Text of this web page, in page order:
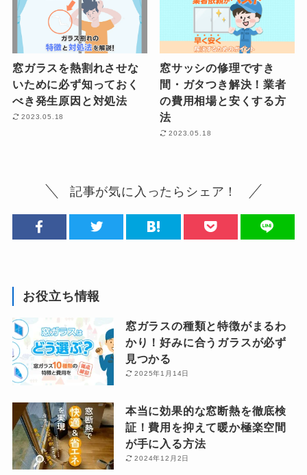
窓ガラスを熱割れさせな
いために必ず知っておく
べき発生原因と対処法
2023.05.18
窓サッシの修理ですき
間・ガタつき解決！業者
の費用相場と安くする方
法
2023.05.18
記事が気に入ったらシェア！
お役立ち情報
窓ガラスの種類と特徴がまるわ
かり！好みに合うガラスが必ず
見つかる
2025年1月14日
本当に効果的な窓断熱を徹底検
証！費用を抑えて暖か極楽空間
が手に入る方法
2024年12月2日